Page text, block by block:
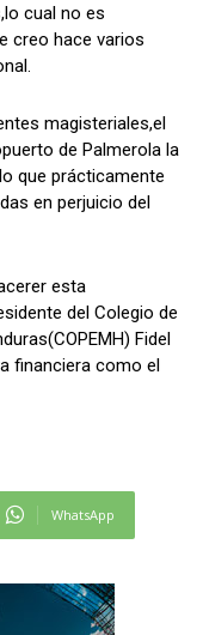
cual no es
creo hace varios
magisteriales,el
de Palmerola la
que prácticamente
en perjuicio del
esta
del Colegio de
Fidel
financiera como el
WhatsApp